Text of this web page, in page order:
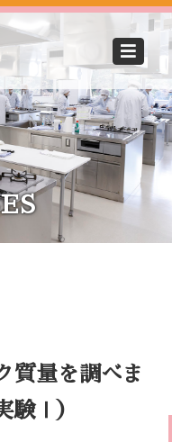
質量を調べま
験Ⅰ）